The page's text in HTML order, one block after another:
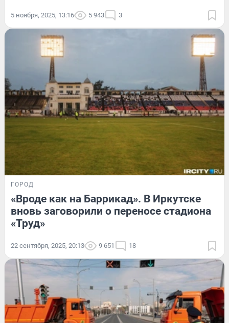
5 ноября, 2025, 13:16 5 943 3
ГОРОД
«Вроде как на Баррикад». В Иркутске
вновь заговорили о переносе стадиона
«Труд»
22 сентября, 2025, 20:13 9 651 18